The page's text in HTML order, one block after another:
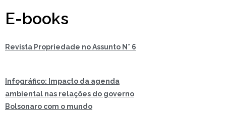
E-books
Revista Propriedade no Assunto N° 6
Infográfico: Impacto da agenda
ambiental nas relações do governo
Bolsonaro com o mundo